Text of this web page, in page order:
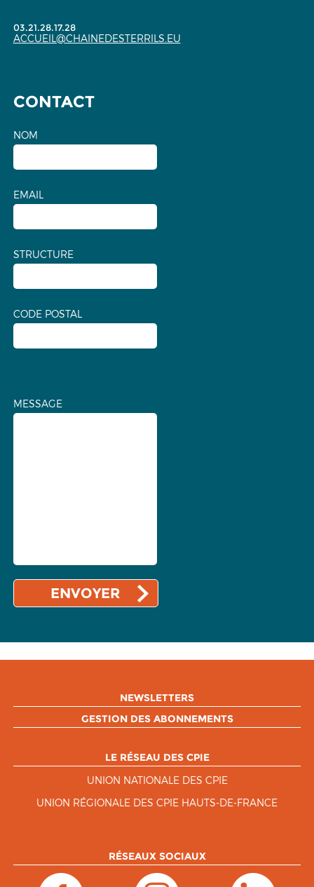
03.21.28.17.28
ACCUEIL@CHAINEDESTERRILS.EU
CONTACT
NOM
EMAIL
STRUCTURE
CODE POSTAL
MESSAGE
NEWSLETTERS
GESTION DES ABONNEMENTS
LE RÉSEAU DES CPIE
UNION NATIONALE DES CPIE
UNION RÉGIONALE DES CPIE HAUTS-DE-FRANCE
RÉSEAUX SOCIAUX